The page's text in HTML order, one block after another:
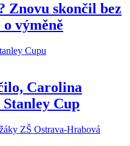
Znovu skončil bez
výměně
Carolina
Stanley Cup